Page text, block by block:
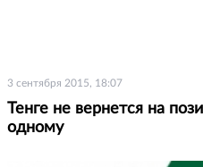
3 сентября 2015, 18:07
Тенге не вернется на
одному